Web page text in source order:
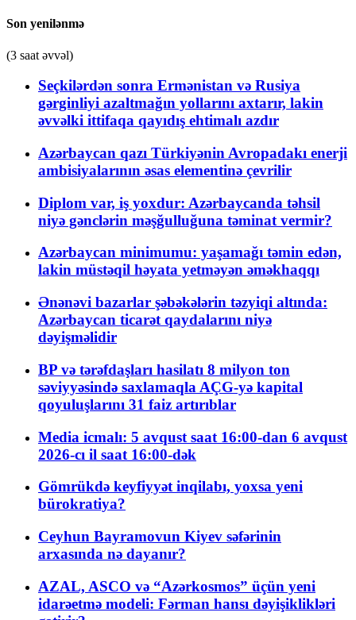
Son yenilənmə
(3 saat əvvəl)
Seçkilərdən sonra Ermənistan və Rusiya
gərginliyi azaltmağın yollarını axtarır, lakin
əvvəlki ittifaqa qayıdış ehtimalı azdır
Azərbaycan qazı Türkiyənin Avropadakı enerji
ambisiyalarının əsas elementinə çevrilir
Diplom var, iş yoxdur: Azərbaycanda təhsil
niyə gənclərin məşğulluğuna təminat vermir?
Azərbaycan minimumu: yaşamağı təmin edən,
lakin müstəqil həyata yetməyən əməkhaqqı
Ənənəvi bazarlar şəbəkələrin təzyiqi altında:
Azərbaycan ticarət qaydalarını niyə
dəyişməlidir
BP və tərəfdaşları hasilatı 8 milyon ton
səviyyəsində saxlamaqla AÇG-yə kapital
qoyuluşlarını 31 faiz artırıblar
Media icmalı: 5 avqust saat 16:00-dan 6 avqust
2026-cı il saat 16:00-dək
Gömrükdə keyfiyyət inqilabı, yoxsa yeni
bürokratiya?
Ceyhun Bayramovun Kiyev səfərinin
arxasında nə dayanır?
AZAL, ASCO və “Azərkosmos” üçün yeni
idarəetmə modeli: Fərman hansı dəyişiklikləri